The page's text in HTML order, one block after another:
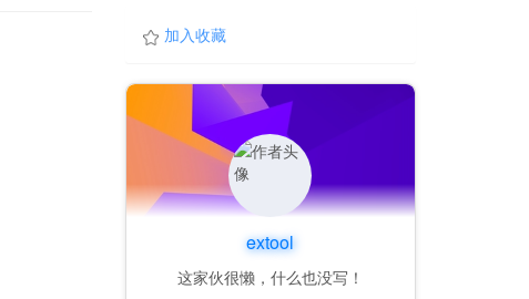
加入收藏
extool
这家伙很懒，什么也没写！